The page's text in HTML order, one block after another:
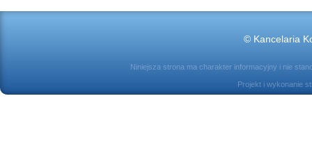
© Kancelaria
Niniejsza strona ma charakter informacyjny i nie
Projekt i wykonanie